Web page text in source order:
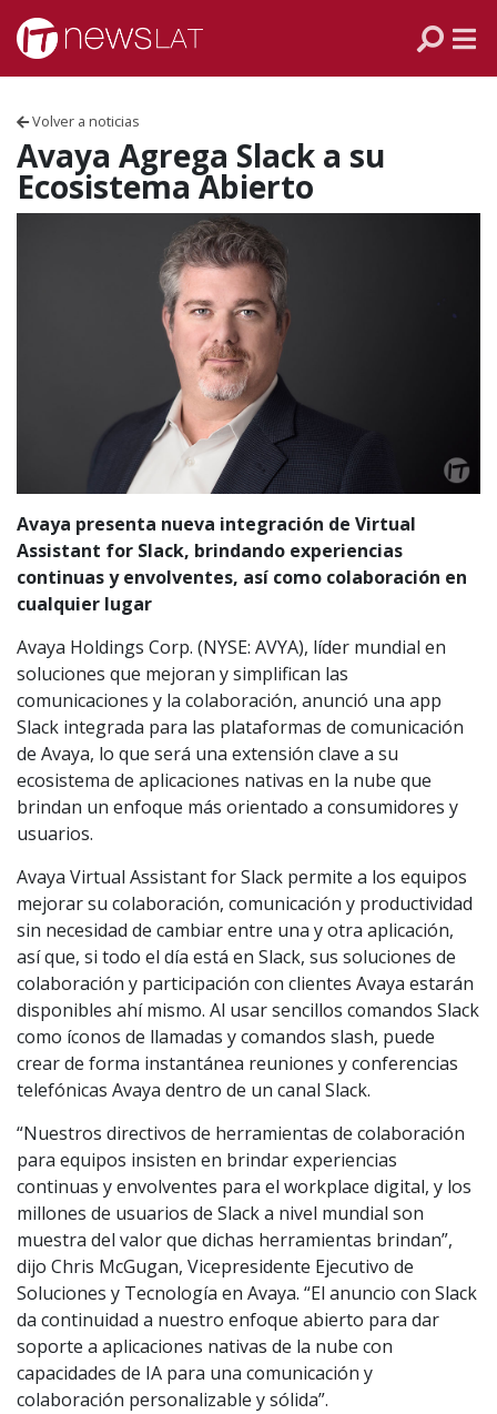
Skip to content
Volver a noticias
Avaya Agrega Slack a su
Ecosistema Abierto
Avaya presenta nueva integración de Virtual
Assistant for Slack, brindando experiencias
continuas y envolventes, así como colaboración en
cualquier lugar
Avaya Holdings Corp. (NYSE: AVYA), líder mundial en
soluciones que mejoran y simplifican las
comunicaciones y la colaboración, anunció una app
Slack integrada para las plataformas de comunicación
de Avaya, lo que será una extensión clave a su
ecosistema de aplicaciones nativas en la nube que
brindan un enfoque más orientado a consumidores y
usuarios.
Avaya Virtual Assistant for Slack permite a los equipos
mejorar su colaboración, comunicación y productividad
sin necesidad de cambiar entre una y otra aplicación,
así que, si todo el día está en Slack, sus soluciones de
colaboración y participación con clientes Avaya estarán
disponibles ahí mismo. Al usar sencillos comandos Slack
como íconos de llamadas y comandos slash, puede
crear de forma instantánea reuniones y conferencias
telefónicas Avaya dentro de un canal Slack.
“Nuestros directivos de herramientas de colaboración
para equipos insisten en brindar experiencias
continuas y envolventes para el workplace digital, y los
millones de usuarios de Slack a nivel mundial son
muestra del valor que dichas herramientas brindan”,
dijo Chris McGugan, Vicepresidente Ejecutivo de
Soluciones y Tecnología en Avaya. “El anuncio con Slack
da continuidad a nuestro enfoque abierto para dar
soporte a aplicaciones nativas de la nube con
capacidades de IA para una comunicación y
colaboración personalizable y sólida”.
VENEZUELA
ECUADOR
PERÚ
CHILE
ARGENTINA
MÉXICO